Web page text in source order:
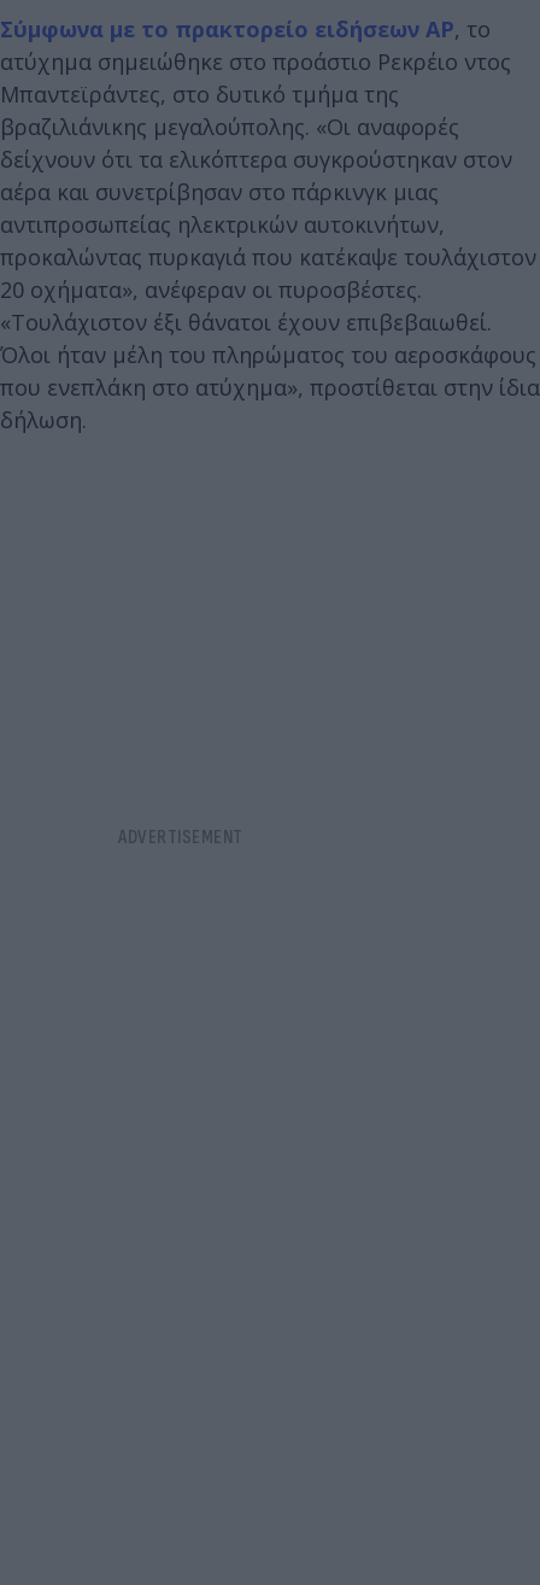
Σύμφωνα με το πρακτορείο ειδήσεων AP, το
ατύχημα σημειώθηκε στο προάστιο Ρεκρέιο ντος
Μπαντεϊράντες, στο δυτικό τμήμα της
βραζιλιάνικης μεγαλούπολης. «Οι αναφορές
δείχνουν ότι τα ελικόπτερα συγκρούστηκαν στον
αέρα και συνετρίβησαν στο πάρκινγκ μιας
αντιπροσωπείας ηλεκτρικών αυτοκινήτων,
προκαλώντας πυρκαγιά που κατέκαψε τουλάχιστον
20 οχήματα», ανέφεραν οι πυροσβέστες.
«Τουλάχιστον έξι θάνατοι έχουν επιβεβαιωθεί.
Όλοι ήταν μέλη του πληρώματος του αεροσκάφους
που ενεπλάκη στο ατύχημα», προστίθεται στην ίδια
δήλωση.